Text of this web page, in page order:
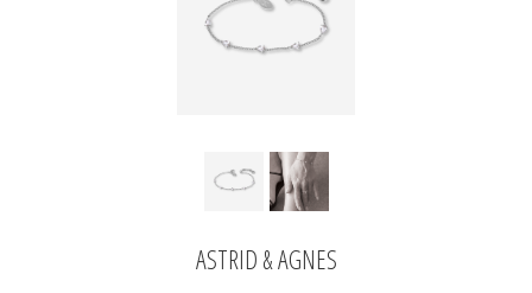
ASTRID & AGNES